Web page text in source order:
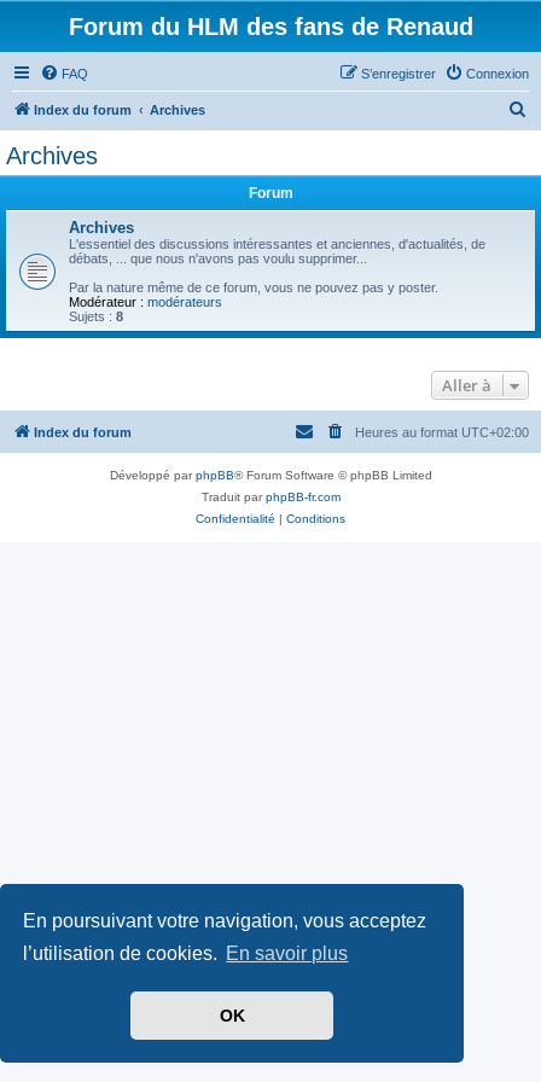
En poursuivant votre navigation, vous acceptez
l’utilisation de cookies. En savoir plus
OK
Forum du HLM des fans de Renaud
FAQ Connexion
S’enregistrer
Index du forum Archives
e
Archives
Forum
Archives
L'essentiel des discussions intéressantes et anciennes, d'actualités, de
débats, ... que nous n'avons pas voulu supprimer...
Par la nature même de ce forum, vous ne pouvez pas y poster.
Modérateur : modérateurs
Sujets : 8
Aller à
Index du forum Heures au format UTC+02:00
Développé parphpBB® Forum Software © phpBB Limited
Traduit parphpBB-fr.com
Confidentialité | Conditions